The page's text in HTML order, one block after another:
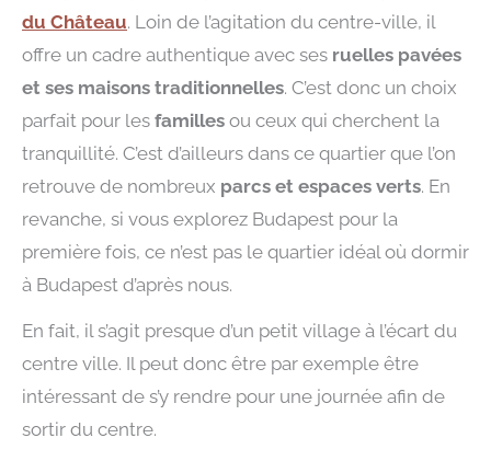
du Château. Loin de l’agitation du centre-ville, il
offre un cadre authentique avec ses ruelles pavées
et ses maisons traditionnelles. C’est donc un choix
parfait pour les familles ou ceux qui cherchent la
tranquillité. C’est d’ailleurs dans ce quartier que l’on
retrouve de nombreux parcs et espaces verts. En
revanche, si vous explorez Budapest pour la
première fois, ce n’est pas le quartier idéal où dormir
à Budapest d’après nous.
En fait, il s’agit presque d’un petit village à l’écart du
centre ville. Il peut donc être par exemple être
intéressant de s’y rendre pour une journée afin de
sortir du centre.